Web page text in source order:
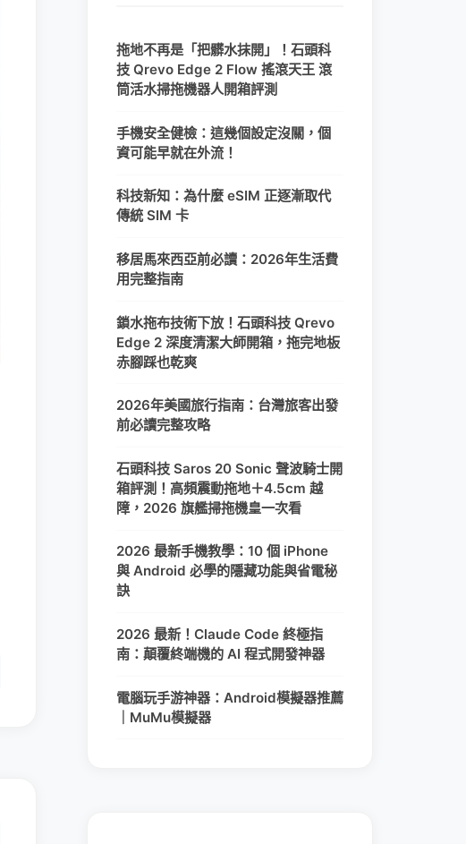
拖地不再是「把髒水抹開」！石頭科
技 Qrevo Edge 2 Flow 搖滾天王 滾
筒活水掃拖機器人開箱評測
手機安全健檢：這幾個設定沒關，個
資可能早就在外流！
科技新知：為什麼 eSIM 正逐漸取代
傳統 SIM 卡
移居馬來西亞前必讀：2026年生活費
用完整指南
鎖水拖布技術下放！石頭科技 Qrevo
Edge 2 深度清潔大師開箱，拖完地板
赤腳踩也乾爽
2026年美國旅行指南：台灣旅客出發
前必讀完整攻略
石頭科技 Saros 20 Sonic 聲波騎士開
箱評測！高頻震動拖地＋4.5cm 越
障，2026 旗艦掃拖機皇一次看
2026 最新手機教學：10 個 iPhone
與 Android 必學的隱藏功能與省電秘
訣
2026 最新！Claude Code 終極指
南：顛覆終端機的 AI 程式開發神器
電腦玩手游神器：Android模擬器推薦
｜MuMu模擬器